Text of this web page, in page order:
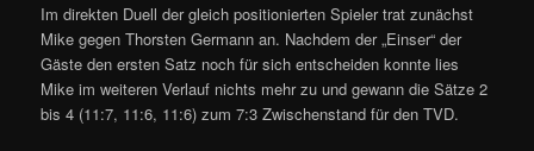
Im direkten Duell der gleich positionierten Spieler trat zunächst
Mike gegen Thorsten Germann an. Nachdem der „Einser“ der
Gäste den ersten Satz noch für sich entscheiden konnte lies
Mike im weiteren Verlauf nichts mehr zu und gewann die Sätze 2
bis 4 (11:7, 11:6, 11:6) zum 7:3 Zwischenstand für den TVD.